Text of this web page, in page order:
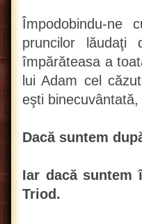
Împodobindu-ne
pruncilor lăudaţi
împărăteasa a
lui Adam cel
eşti
Dacă suntem
Iar dacă suntem
Triod.